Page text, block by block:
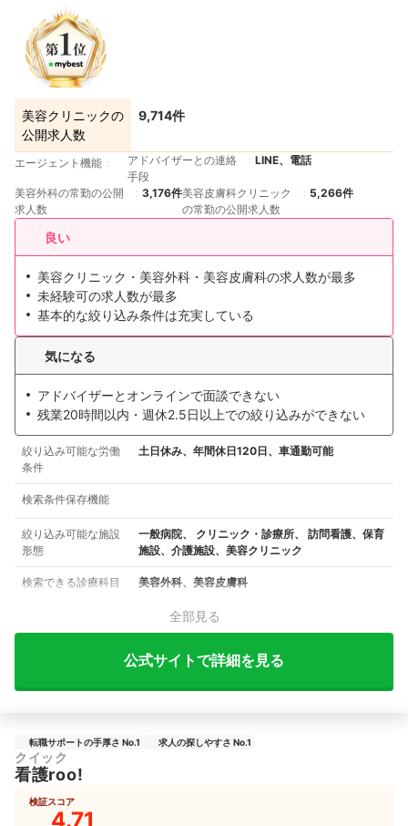
美容クリニックの
公開求人数
9,714件
エージェント機能
アドバイザーとの連絡
手段
LINE、電話
美容外科の常勤の公開
求人数
3,176件美容皮膚科クリニック
の常勤の公開求人数
5,266件
良い
美容クリニック・美容外科・美容皮膚科の求人数が最多
未経験可の求人数が最多
基本的な絞り込み条件は充実している
気になる
アドバイザーとオンラインで面談できない
残業20時間以内・週休2.5日以上での絞り込みができない
絞り込み可能な労働
条件
土日休み、年間休日120日、車通勤可能
検索条件保存機能
絞り込み可能な施設
形態
一般病院、 クリニック・診療所、 訪問看護、保育
施設、介護施設、美容クリニック
検索できる診療科目 美容外科、美容皮膚科
全部見る
公式サイトで詳細を見る
転職サポートの手厚さ No.1 求人の探しやすさ No.1
クイック
看護roo!
検証スコア
4.71